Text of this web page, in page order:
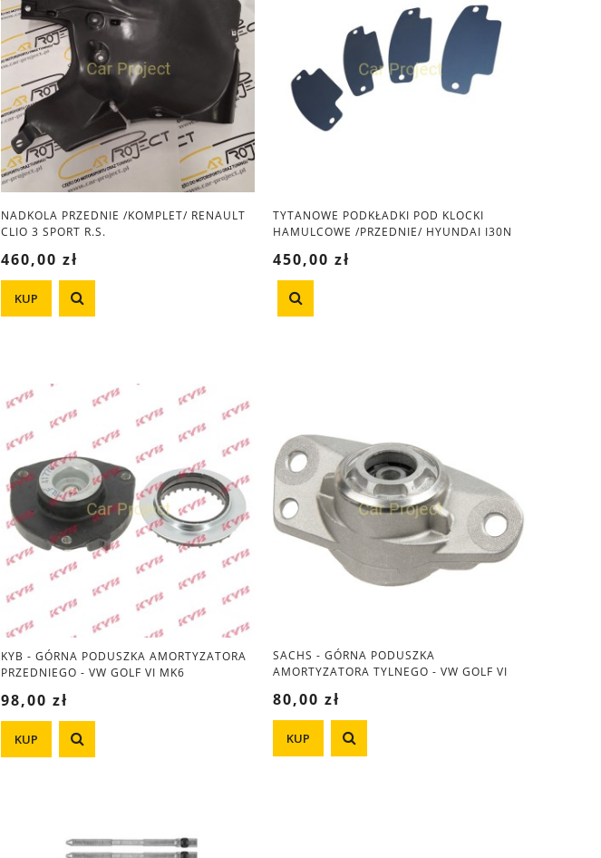
NADKOLA PRZEDNIE /KOMPLET/ RENAULT
CLIO 3 SPORT R.S.
460,00 zł
KUP
TYTANOWE PODKŁADKI POD KLOCKI
HAMULCOWE /PRZEDNIE/ HYUNDAI I30N
450,00 zł
KYB - GÓRNA PODUSZKA AMORTYZATORA
PRZEDNIEGO - VW GOLF VI MK6
98,00 zł
KUP
SACHS - GÓRNA PODUSZKA
AMORTYZATORA TYLNEGO - VW GOLF VI
80,00 zł
KUP